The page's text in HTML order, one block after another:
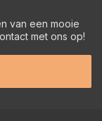
van een mooie
met ons op!